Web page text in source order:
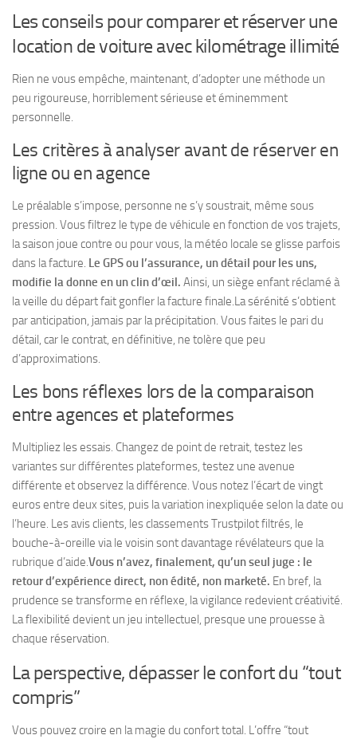
Les conseils pour comparer et réserver une
location de voiture avec kilométrage illimité
Rien ne vous empêche, maintenant, d’adopter une méthode un
peu rigoureuse, horriblement sérieuse et éminemment
personnelle.
Les critères à analyser avant de réserver en
ligne ou en agence
Le préalable s’impose, personne ne s’y soustrait, même sous
pression. Vous filtrez le type de véhicule en fonction de vos trajets,
la saison joue contre ou pour vous, la météo locale se glisse parfois
dans la facture. Le GPS ou l’assurance, un détail pour les uns,
modifie la donne en un clin d’œil. Ainsi, un siège enfant réclamé à
la veille du départ fait gonfler la facture finale.La sérénité s’obtient
par anticipation, jamais par la précipitation. Vous faites le pari du
détail, car le contrat, en définitive, ne tolère que peu
d’approximations.
Les bons réflexes lors de la comparaison
entre agences et plateformes
Multipliez les essais. Changez de point de retrait, testez les
variantes sur différentes plateformes, testez une avenue
différente et observez la différence. Vous notez l’écart de vingt
euros entre deux sites, puis la variation inexpliquée selon la date ou
l’heure. Les avis clients, les classements Trustpilot filtrés, le
bouche-à-oreille via le voisin sont davantage révélateurs que la
rubrique d’aide.Vous n’avez, finalement, qu’un seul juge : le
retour d’expérience direct, non édité, non marketé. En bref, la
prudence se transforme en réflexe, la vigilance redevient créativité.
La flexibilité devient un jeu intellectuel, presque une prouesse à
chaque réservation.
La perspective, dépasser le confort du “tout
compris”
Vous pouvez croire en la magie du confort total. L’offre “tout